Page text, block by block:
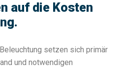
auf die Kosten
setzen sich primär
und notwendigen